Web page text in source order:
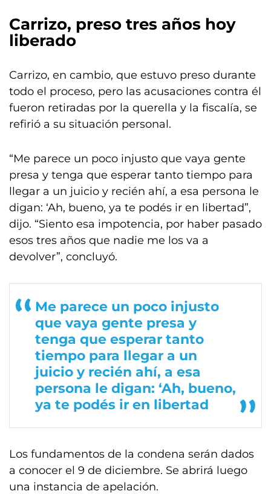
Carrizo, preso tres años hoy
liberado
Carrizo, en cambio, que estuvo preso durante
todo el proceso, pero las acusaciones contra él
fueron retiradas por la querella y la fiscalía, se
refirió a su situación personal.
“Me parece un poco injusto que vaya gente
presa y tenga que esperar tanto tiempo para
llegar a un juicio y recién ahí, a esa persona le
digan: ‘Ah, bueno, ya te podés ir en libertad”,
dijo. “Siento esa impotencia, por haber pasado
esos tres años que nadie me los va a
devolver”, concluyó.
Me parece un poco injusto
que vaya gente presa y
tenga que esperar tanto
tiempo para llegar a un
juicio y recién ahí, a esa
persona le digan: ‘Ah, bueno,
ya te podés ir en libertad
Los fundamentos de la condena serán dados
a conocer el 9 de diciembre. Se abrirá luego
una instancia de apelación.